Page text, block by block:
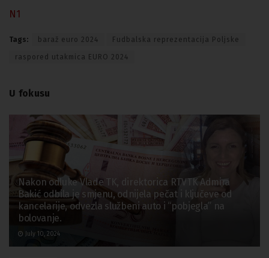
N1
Tags: baraž euro 2024 Fudbalska reprezentacija Poljske
raspored utakmica EURO 2024
U fokusu
Nakon odluke Vlade TK, direktorica RTVTK Admira
Bakić odbila je smjenu, odnijela pečat i ključeve od
kancelarije, odvezla službeni auto i “pobjegla” na
bolovanje.
July 10, 2024